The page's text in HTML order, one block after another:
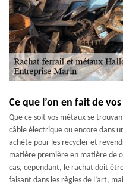
Ce que l’on en fait de
Que ce soit vos métaux se
câble électrique ou encore dans
achète pour les recycler et
matière première en matière de
cas, cependant, le rachat doit
faisant dans les règles de l’art,